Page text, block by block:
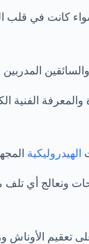
كانت في
والمعرفة الفنية
الهيدروليكية
ونعالج أي
تعقيم الأوناش